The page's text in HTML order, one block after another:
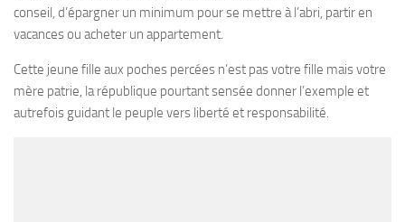
conseil, d’épargner un minimum pour se mettre à l’abri, partir en
vacances ou acheter un appartement.
Cette jeune fille aux poches percées n’est pas votre fille mais votre
mère patrie, la république pourtant sensée donner l’exemple et
autrefois guidant le peuple vers liberté et responsabilité.